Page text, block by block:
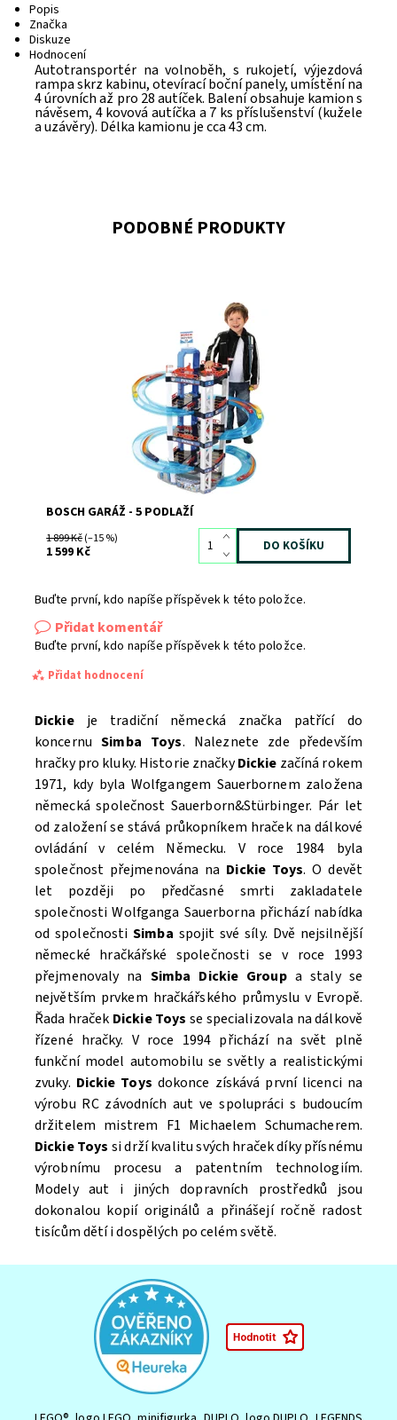
Popis
Značka
Diskuze
Hodnocení
Autotransportér na volnoběh, s rukojetí, výjezdová
rampa skrz kabinu, otevírací boční panely, umístění na
4 úrovních až pro 28 autíček. Balení obsahuje kamion s
návěsem, 4 kovová autíčka a 7 ks příslušenství (kužele
a uzávěry). Délka kamionu je cca 43 cm.
PODOBNÉ PRODUKTY
>3
BOSCH GARÁŽ - 5 PODLAŽÍ
1 899 Kč(–15 %)
1 599 Kč
Buďte první, kdo napíše příspěvek k této položce.
Přidat komentář
Buďte první, kdo napíše příspěvek k této položce.
Přidat hodnocení
Souhlasím seZpracováním osobních údajů.
Dickieje tradiční německá značka patřící do
koncernuSimba Toys. Naleznete zde především
hračky pro kluky. Historie značkyDickie začíná rokem
1971, kdy byla Wolfgangem Sauerbornem založena
německá společnost Sauerborn&Stürbinger. Pár let
od založení se stává průkopníkem hraček na dálkové
ovládání v celém Německu. V roce 1984 byla
společnost přejmenována na Dickie Toys.O devět
let později po předčasné smrti zakladatele
společnosti Wolfganga Sauerborna přichází nabídka
od společnostiSimba spojit své síly. Dvě nejsilnější
německé hračkářské společnosti se v roce 1993
přejmenovaly na Simba Dickie Groupa staly se
největším prvkem hračkářského průmyslu v Evropě.
Řada hraček DickieToys se specializovala na dálkově
řízené hračky. V roce 1994 přichází na svět plně
funkční model automobilu se světly a realistickými
zvuky. Dickie Toys dokonce získává první licenci na
výrobu RC závodních aut ve spolupráci s budoucím
držitelem mistrem F1 Michaelem Schumacherem.
DickieToys si drží kvalitu svých hraček díky přísnému
výrobnímu procesu a patentním technologiím.
Modely aut i jiných dopravních prostředků jsou
dokonalou kopií originálů a přinášejí ročně radost
tisícům dětí i dospělých po celém světě.